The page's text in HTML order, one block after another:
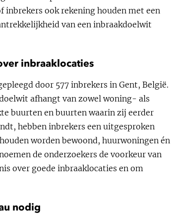
inbrekers ook rekening houden met een
van een inbraakdoelwit
inbraaklocaties
door 577 inbrekers in Gent, België.
afhangt van zowel woning- als
buurten en buurten waarin zij eerder
hebben inbrekers een uitgesproken
worden bewoond, huurwoningen én
de onderzoekers de voorkeur van
over goede inbraaklocaties en om
nodig